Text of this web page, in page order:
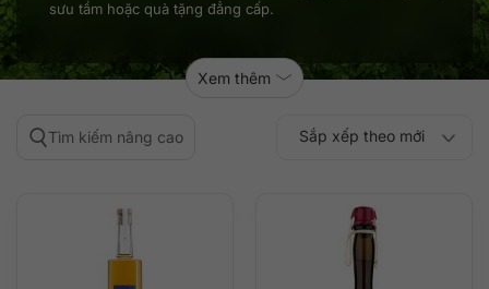
sưu tầm hoặc quà tặng đẳng cấp.
Xem thêm
Tìm kiếm nâng cao Sắp xếp theo
độ phổ biến
Sắp xếp theo mới
thấp đến cao
cao đến thấp